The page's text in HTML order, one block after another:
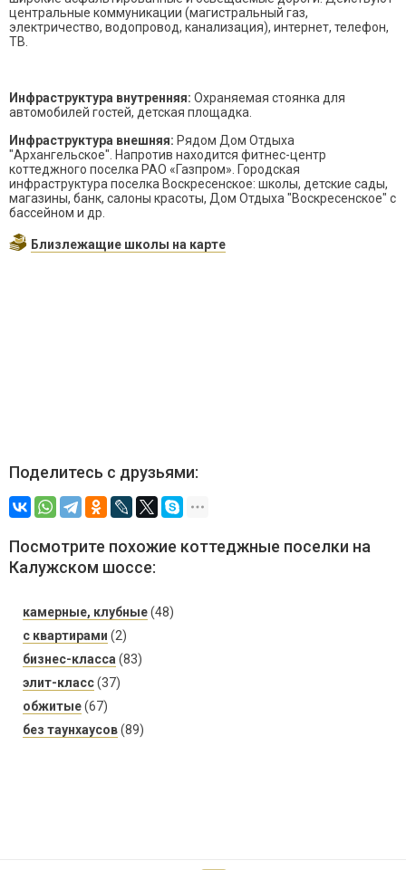
центральные коммуникации (магистральный газ,
электричество, водопровод, канализация), интернет, телефон,
ТВ.
Инфраструктура внутренняя: Охраняемая стоянка для
автомобилей гостей, детская площадка.
Инфраструктура внешняя: Рядом Дом Отдыха
"Архангельское". Напротив находится фитнес-центр
коттеджного поселка РАО «Газпром». Городская
инфраструктура поселка Воскресенское: школы, детские сады,
магазины, банк, салоны красоты, Дом Отдыха "Воскресенское" с
бассейном и др.
Близлежащие школы на карте
Поделитесь с друзьями:
Посмотрите похожие коттеджные поселки на
Калужском шоссе:
камерные, клубные(48)
с квартирами (2)
бизнес-класса (83)
элит-класс(37)
обжитые(67)
без таунхаусов(89)